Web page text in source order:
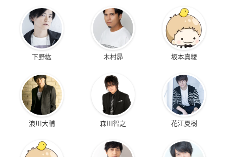
下野紘 木村昴 坂本真綾
浪川大輔 森川智之 花江夏樹